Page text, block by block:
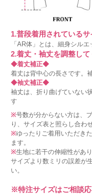
1.普段着用されているサ
「AR体」とは、細身シルエ
2.着丈・袖丈を調整して
◆着丈補正◆
着丈は背中心の長さです。
◆袖丈補正◆
袖丈は、折り曲げていない
す
※号数が分からない方は、
り、サイズ表と照らし合わ
※ゆったりご着用いただき
ます。
※生地に若干の伸縮性があ
サイズより数ミリの誤差が
い。
※特注サイズはご相談応